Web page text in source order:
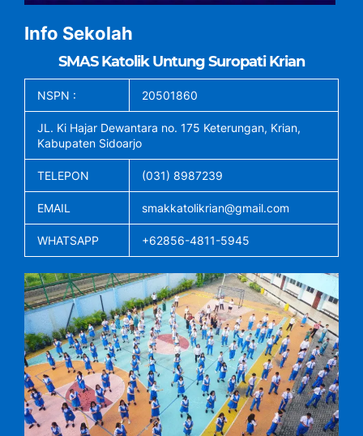
Info Sekolah
SMAS Katolik Untung Suropati Krian
NSPN : 20501860
JL. Ki Hajar Dewantara no. 175 Keterungan, Krian,
Kabupaten Sidoarjo
TELEPON (031) 8987239
EMAIL smakkatolikrian@gmail.com
WHATSAPP +62856-4811-5945